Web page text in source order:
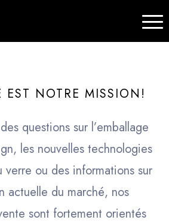
EST NOTRE MISSION!
questions sur l’emballage
les nouvelles technologies
verre ou des informations sur
actuelle du marché, nos
sont fortement orientés